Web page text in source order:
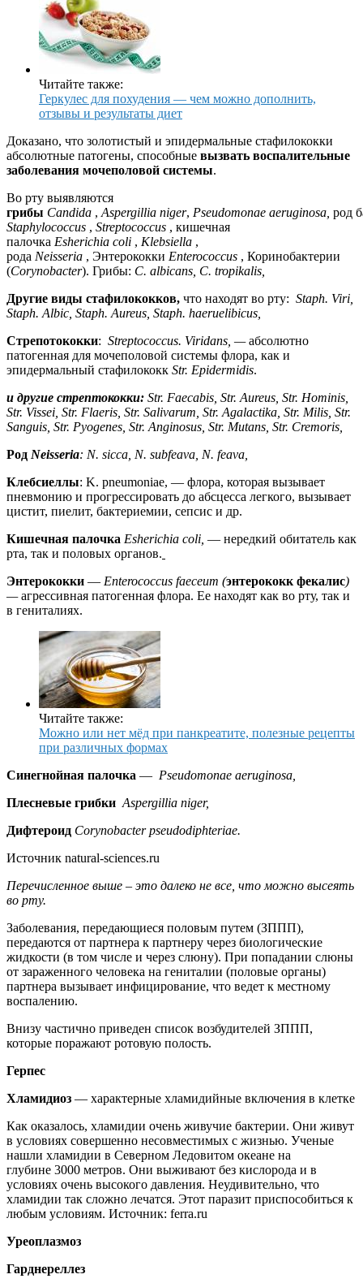
Читайте также:
Геркулес для похудения — чем можно дополнить,
отзывы и результаты диет
Доказано, что золотистый и эпидермальные стафилококки
абсолютные патогены, способные вызвать воспалительные
заболевания мочеполовой системы.
Во рту выявляются
грибы Candida , Aspergillia niger, Pseudomonae aeruginosa род
Staphylococcus , Streptococcus , кишечная
палочка Esherichia coli , Klebsiella ,
рода Neisseria , Энтерококки Enterococcus , Коринобактерии
(Corynobacter). Грибы: C. albicans C. tropikalis
Другие виды стафилококков, что находят во рту: Staph. Viri
Staph. Albic Staph. Aureus Staph. haeruelibicus
Стрепотококки: Streptococcus. Viridans —абсолютно
патогенная для мочеполовой системы флора, как и
эпидермальный стафилококк Str. Epidermidis.
и другие стрептококки: Str. Faecabis Str. Aureus, Str. Hominis
Str. Vissei , Str. Flaeris , Str. Salivarum , Str. Agalactika , Str. Milis , Str.
Sanguis , Str. Pyogenes, Str. Anginosus , Str. Mutans , Str. Cremoris
Род Neisseria: N. sicca, N. subfeava , N. feava
Клебсиеллы: K. pneumoniae, — флора, которая вызывает
пневмонию и прогрессировать до абсцесса легкого, вызывает
цистит, пиелит, бактериемии, сепсис и др.
Кишечная палочка Esherichia coli — нередкий обитатель как
рта, так и половых органов.
Энтерококки — Enterococcus faeceum (энтерококк фекалис)
— агрессивная патогенная флора. Ее находят как во рту, так и
в гениталиях.
Читайте также:
Можно или нет мёд при панкреатите, полезные рецепты
при различных формах
Синегнойная палочка — Pseudomonae aeruginosa
Плесневые грибки Aspergillia niger,
Дифтероид Corynobacter pseudodiphteriae.
Источник natural-sciences.ru
Перечисленное выше – это далеко не все, что можно высеять
во рту.
Заболевания, передающиеся половым путем (ЗППП),
передаются от партнера к партнеру через биологические
жидкости (в том числе и через слюну). При попадании слюны
от зараженного человека на гениталии (половые органы)
партнера вызывает инфицирование, что ведет к местному
воспалению.
Внизу частично приведен список возбудителей ЗППП,
которые поражают ротовую полость.
Герпес
Хламидиоз — характерные хламидийные включения в клетке
Как оказалось, хламидии очень живучие бактерии. Они живут
в условиях совершенно несовместимых с жизнью. Ученые
нашли хламидии в Северном Ледовитом океане на
глубине 3000 метров. Они выживают без кислорода и в
условиях очень высокого давления. Неудивительно, что
хламидии так сложно лечатся. Этот паразит приспособиться к
любым условиям. Источник: ferra.ru
Уреоплазмоз
Гарднереллез